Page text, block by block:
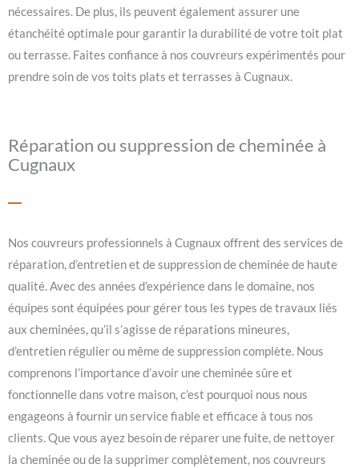
nécessaires. De plus, ils peuvent également assurer une
étanchéité optimale pour garantir la durabilité de votre toit plat
ou terrasse. Faites confiance à nos couvreurs expérimentés pour
prendre soin de vos toits plats et terrasses à Cugnaux.
Réparation ou suppression de cheminée à
Cugnaux
Nos couvreurs professionnels à Cugnaux offrent des services de
réparation, d’entretien et de suppression de cheminée de haute
qualité. Avec des années d’expérience dans le domaine, nos
équipes sont équipées pour gérer tous les types de travaux liés
aux cheminées, qu’il s’agisse de réparations mineures,
d’entretien régulier ou même de suppression complète. Nous
comprenons l’importance d’avoir une cheminée sûre et
fonctionnelle dans votre maison, c’est pourquoi nous nous
engageons à fournir un service fiable et efficace à tous nos
clients. Que vous ayez besoin de réparer une fuite, de nettoyer
la cheminée ou de la supprimer complètement, nos couvreurs